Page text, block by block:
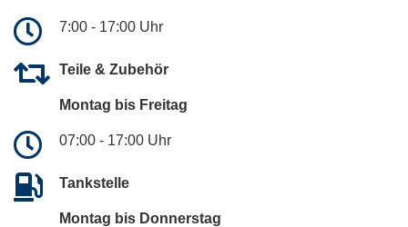
7:00 - 17:00 Uhr
Teile & Zubehör
Montag bis Freitag
07:00 - 17:00 Uhr
Tankstelle
Montag bis Donnerstag